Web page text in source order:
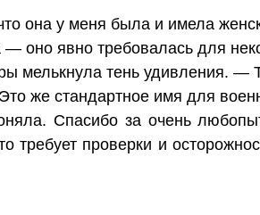
она у меня была и имела
— оно явно требовалась для
мелькнула тень удивления. —
же стандартное имя для
Спасибо за очень
проверки и